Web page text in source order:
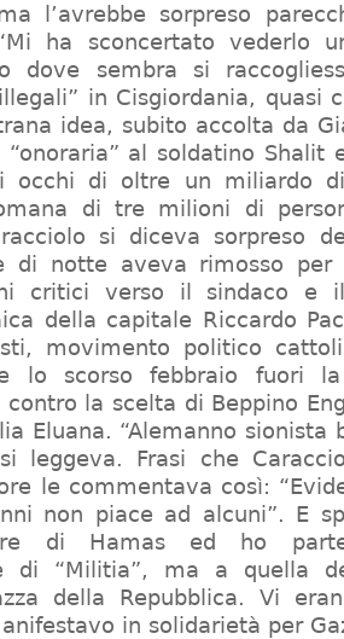
l’avrebbe sorpreso
ha sconcertato vederlo
dove sembra si
in Cisgiordania, quasi
idea, subito accolta da
“onoraria” al soldatino Shalit
occhi di oltre un miliardo
di tre milioni di
si diceva sorpreso
di notte aveva rimosso
critici verso il sindaco e
della capitale Riccardo
movimento politico
lo scorso febbraio fuori
contro la scelta di Beppino
Eluana. “Alemanno sionista
leggeva. Frasi che
le commentava così:
non piace ad alcuni”. E
di Hamas ed ho
di “Militia”, ma a quella
della Repubblica. Vi
in solidarietà per